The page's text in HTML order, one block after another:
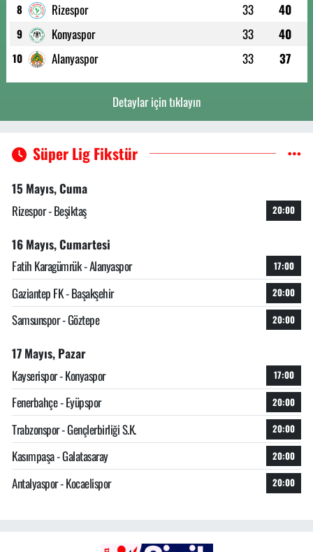
8 Rizespor 33 40
9 Konyaspor 33 40
10 Alanyaspor 33 37
Detaylar için tıklayın
Süper Lig Fikstür
15 Mayıs, Cuma
Rizespor - Beşiktaş
20:00
16 Mayıs, Cumartesi
Fatih Karagümrük - Alanyaspor
17:00
Gaziantep FK - Başakşehir 20:00
Samsunspor - Göztepe 20:00
17 Mayıs, Pazar
Kayserispor - Konyaspor
17:00
Fenerbahçe - Eyüpspor 20:00
Trabzonspor - Gençlerbirliği S.K. 20:00
Kasımpaşa - Galatasaray 20:00
Antalyaspor - Kocaelispor 20:00